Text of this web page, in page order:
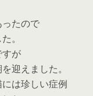
たので
。
が
迎えました。
は珍しい症例